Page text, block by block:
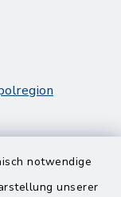
notwendige
unserer